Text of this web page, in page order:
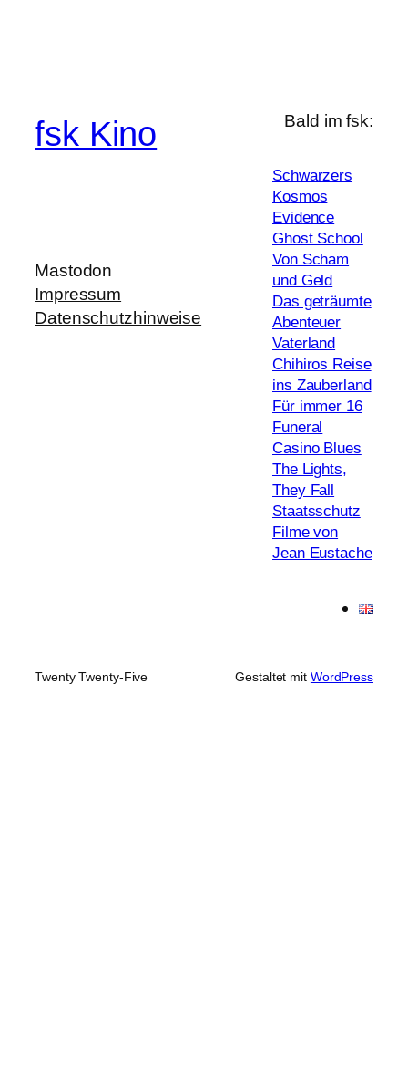
fsk Kino
Mastodon
Impressum
Datenschutzhinweise
Bald im fsk:
Schwarzers
Kosmos
Evidence
Ghost School
Von Scham
und Geld
Das geträumte
Abenteuer
Vaterland
Chihiros Reise
ins Zauberland
Für immer 16
Funeral
Casino Blues
The Lights,
They Fall
Staatsschutz
Filme von
Jean Eustache
Twenty Twenty-Five Gestaltet mit WordPress